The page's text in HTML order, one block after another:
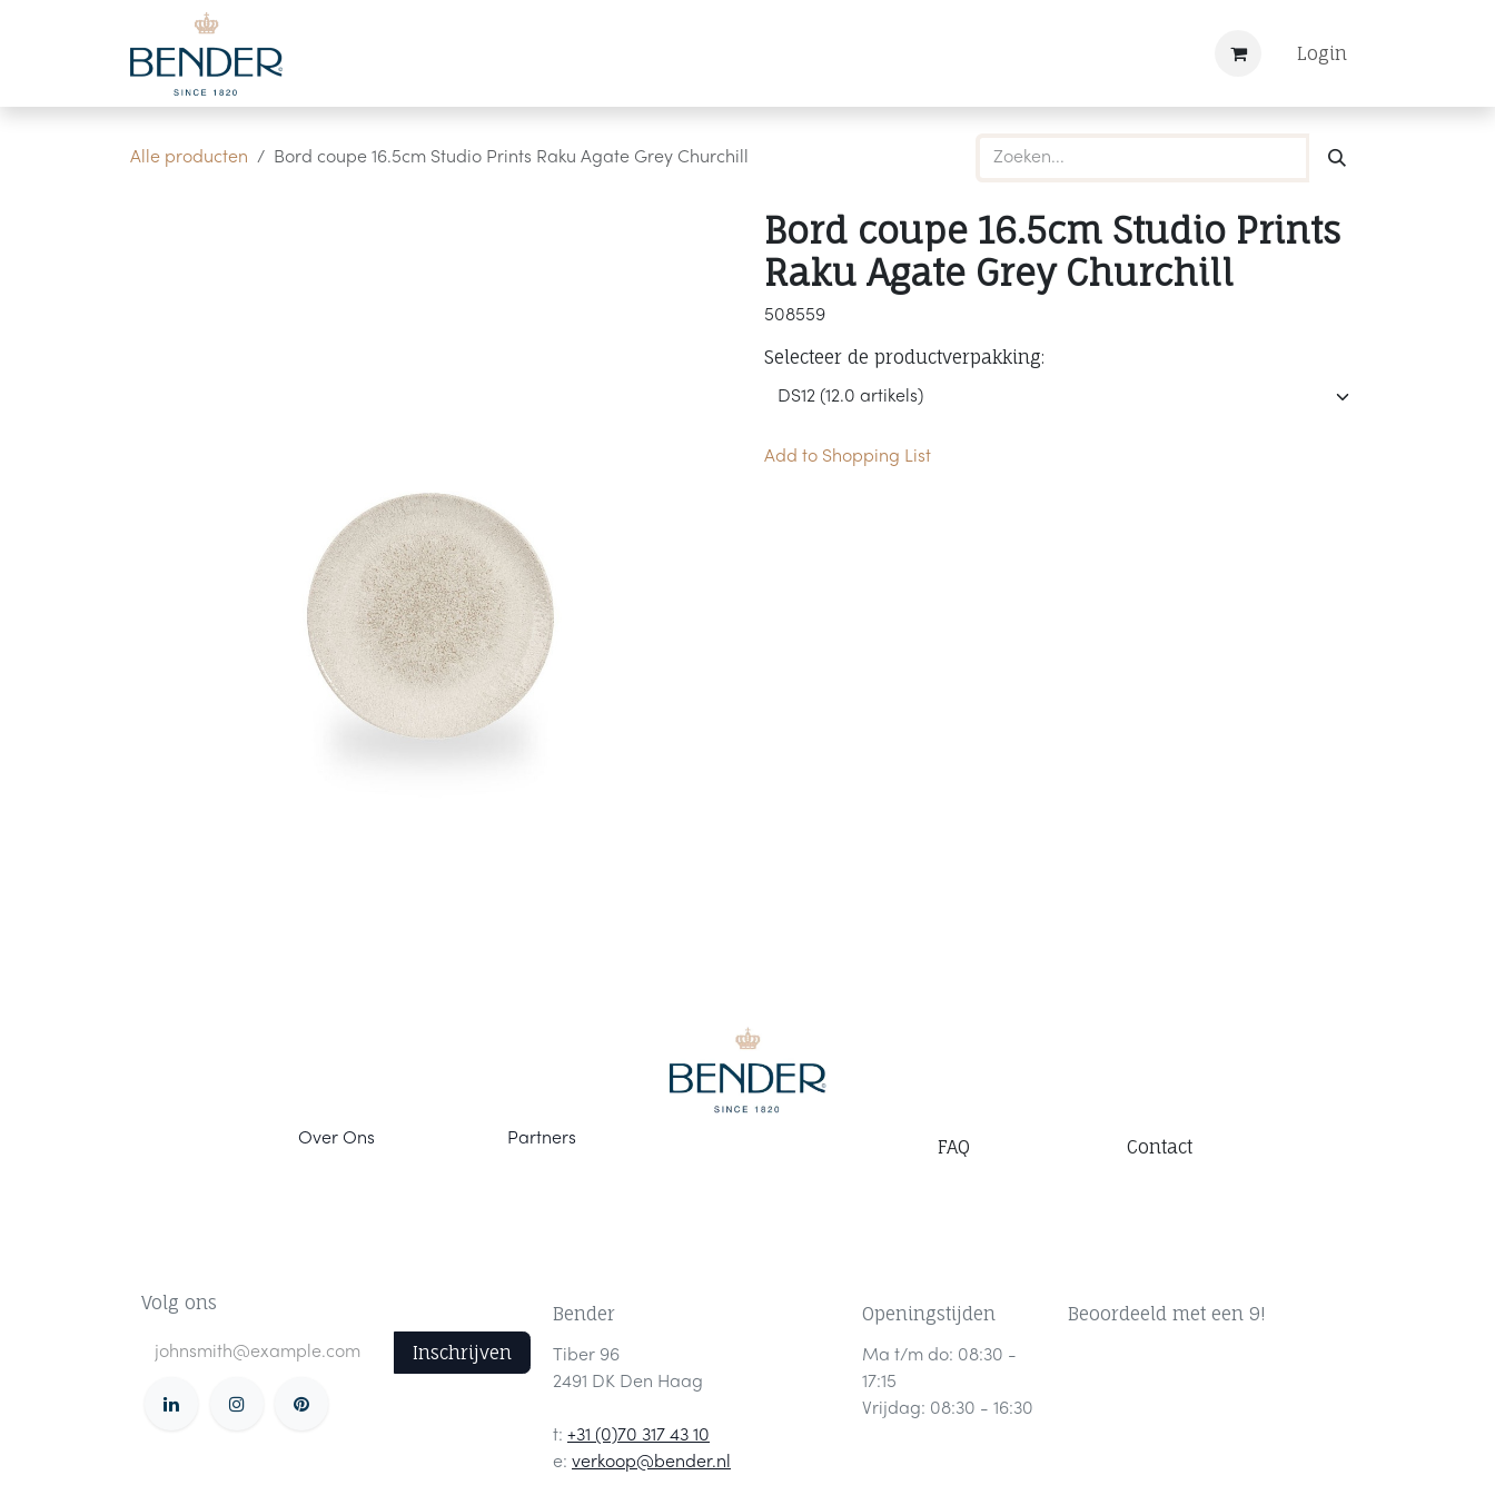
Overslaan naar inhoud
Login
Alle producten Bord coupe 16.5cm Studio Prints Raku Agate Grey Churchill
Bord coupe 16.5cm Studio Prints
Raku Agate Grey Churchill
508559
Selecteer de productverpakking:
Add to Shopping List
Volg ons
Inschrijven
Bender
Tiber 96
2491 DK Den Haag
t: +31 (0)70 317 43 10
e: verkoop@bender.nl
Openingstijden
Ma t/m do: 08:30 -
17:15
Vrijdag: 08:30 - 16:30
Beoordeeld met een 9!
Contact
Partners
Over Ons FAQ